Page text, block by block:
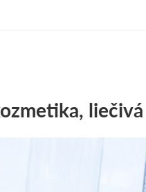
liečivá